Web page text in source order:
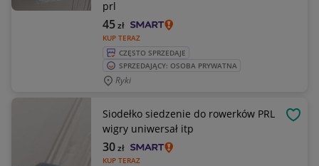
prl
KUP TERAZ
45zł
CZĘSTO SPRZEDAJE
SPRZEDAJĄCY: OSOBA PRYWATNA
Ryki
Siodełko siedzenie do rowerków PRL
wigry uniwersał itp
KUP TERAZ
30zł